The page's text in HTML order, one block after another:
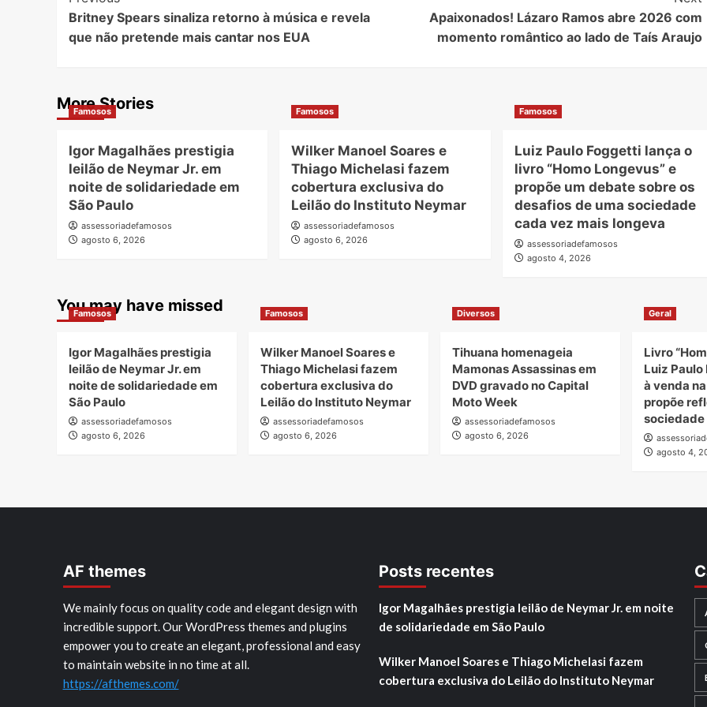
Navigation
Britney Spears sinaliza retorno à música e revela
que não pretende mais cantar nos EUA
Apaixonados! Lázaro Ramos abre 2026 com
momento romântico ao lado de Taís Araujo
More Stories
Famosos
Igor Magalhães prestigia
leilão de Neymar Jr. em
noite de solidariedade em
São Paulo
assessoriadefamosos
agosto 6, 2026
Famosos
Wilker Manoel Soares e
Thiago Michelasi fazem
cobertura exclusiva do
Leilão do Instituto Neymar
assessoriadefamosos
agosto 6, 2026
Famosos
Luiz Paulo Foggetti lança o
livro “Homo Longevus” e
propõe um debate sobre os
desafios de uma sociedade
cada vez mais longeva
assessoriadefamosos
agosto 4, 2026
You may have missed
Famosos
Igor Magalhães prestigia
leilão de Neymar Jr. em
noite de solidariedade em
São Paulo
assessoriadefamosos
agosto 6, 2026
Famosos
Wilker Manoel Soares e
Thiago Michelasi fazem
cobertura exclusiva do
Leilão do Instituto Neymar
assessoriadefamosos
agosto 6, 2026
Diversos
Tihuana homenageia
Mamonas Assassinas em
DVD gravado no Capital
Moto Week
assessoriadefamosos
agosto 6, 2026
Geral
Livro
Luiz
à venda
propõe
sociedade
agosto 4,
AF themes
We mainly focus on quality code and elegant design with
incredible support. Our WordPress themes and plugins
empower you to create an elegant, professional and easy
to maintain website in no time at all.
https://afthemes.com/
Posts recentes
Igor Magalhães prestigia leilão de Neymar Jr. em noite
de solidariedade em São Paulo
Wilker Manoel Soares e Thiago Michelasi fazem
cobertura exclusiva do Leilão do Instituto Neymar